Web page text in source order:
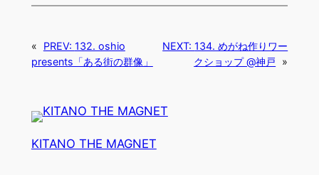
« PREV: 132. oshio
presents「ある街の群像」
NEXT:134. めがね作りワー
クショップ @神戸
»
KITANO THE MAGNET